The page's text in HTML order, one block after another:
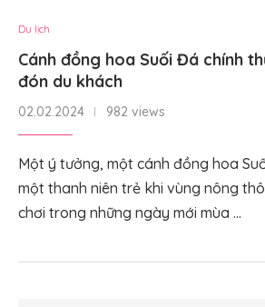
Du lịch
Cánh đồng hoa Suối Đá chính
đón du khách
02.02.2024 982 views
Một ý tưởng, một cánh đồng hoa
một thanh niên trẻ khi vùng nông
chơi trong những ngày mới mùa …